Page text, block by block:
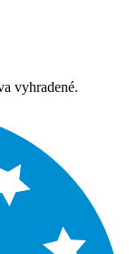
vyhradené.